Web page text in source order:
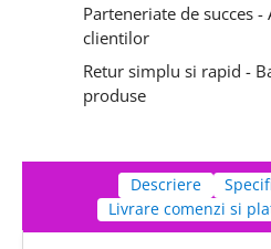
Parteneriate de succes
clientilor
Retur simplu si rapid -
produse
Descriere
Livrare comenzi si